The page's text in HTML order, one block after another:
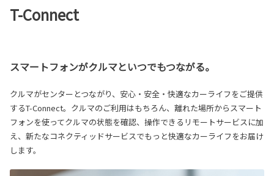
T-Connect
スマートフォンがクルマといつでもつながる。
クルマがセンターとつながり、安心・安全・快適なカーライフをご提供
するT-Connect。クルマのご利用はもちろん、離れた場所からスマート
フォンを使ってクルマの状態を確認、操作できるリモートサービスに加
え、新たなコネクティッドサービスでもっと快適なカーライフをお届け
します。